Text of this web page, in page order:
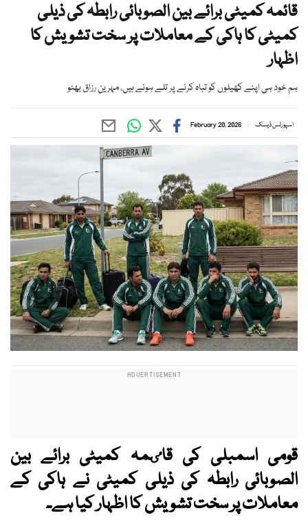
قائمہ کمیٹی برائے بین الصوبائی رابطہ کی ذیلی
کمیٹی کا ہاکی کے معاملات پر سخت تشویش کا
اظہار
ہم خود ہی اپنے کھیلوں کو تباہ کرنے پر تلے ہوئے ہیں، مہرین رزاق بھٹو
اسپورٹس ڈیسک February 20, 2026
قومی اسمبلی کی قاٸمہ کمیٹی برائے بین
الصوبائی رابطہ کی ذیلی کمیٹی نے ہاکی کے
معاملات پر سخت تشویش کا اظہار کیا ہے۔